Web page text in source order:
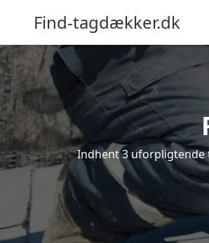
Find-tagdækker.dk
Indhent 3 uforpligtende